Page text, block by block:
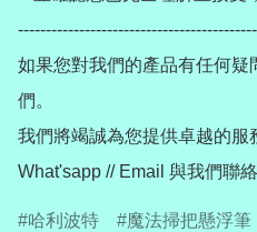
如果您對我們的產品有任何
們。
我們將竭誠為您提供卓越的服
哈利波特 魔法掃把懸浮筆